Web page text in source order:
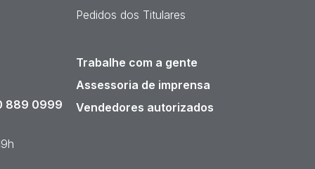
Pedidos dos Titulares
889 0999
Trabalhe com a gente
Assessoria de imprensa
Vendedores autorizados